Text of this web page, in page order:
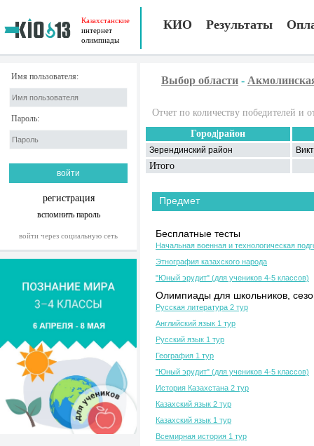
Казахстанские
интернет
олимпиады
КИО Результаты
Имя пользователя:
Пароль:
регистрация
вспомнить пароль
войти через социальную сеть
Выбор области -
Отчет по количеству победителей и
Город|район
Зерендинский район
Итого
Предмет
Бесплатные тесты
Начальная военная и технологическая
Этнография казахского народа
"Юный эрудит" (для учеников 4-5 классов)
Олимпиады для школьников,
Русская литература 2 тур
Английский язык 1 тур
Русский язык 1 тур
География 1 тур
"Юный эрудит" (для учеников 4-5 классов)
История Казахстана 2 тур
Казахский язык 2 тур
Казахский язык 1 тур
Всемирная история 1 тур